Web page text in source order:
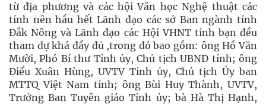
từ địa phương và các hội Văn học Nghệ thuật các
tỉnh nên hầu hết Lãnh đạo các sở Ban ngành tỉnh
Đắk Nông và Lãnh đạo các Hội VHNT tỉnh bạn đều
tham dự khá đầy đủ ,trong đó bao gồm: ông Hồ Văn
Mười, Phó Bí thư Tỉnh ủy, Chủ tịch UBND tỉnh; ông
Điểu Xuân Hùng, UVTV Tỉnh ủy, Chủ tịch Ủy ban
MTTQ Việt Nam tỉnh; ông Bùi Huy Thành, UVTV,
Trưởng Ban Tuyên giáo Tỉnh ủy; bà Hà Thị Hạnh,